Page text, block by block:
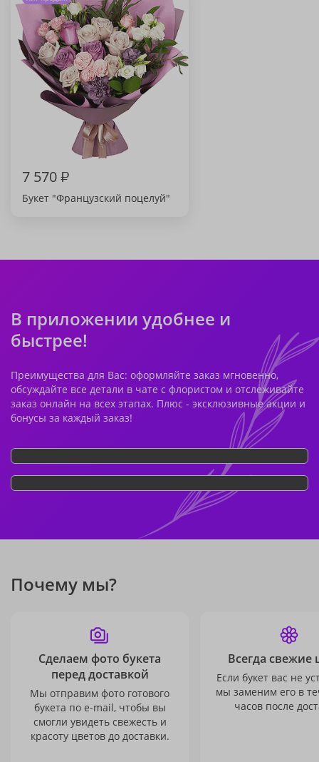
7 570₽
Букет "Французский поцелуй"
В приложении удобнее и
быстрее!
Преимущества для Вас: оформляйте заказ мгновенно,
обсуждайте все детали в чате с флористом и отслеживайте
заказ онлайн на всех этапах. Плюс - эксклюзивные акции и
бонусы за каждый заказ!
Почему мы?
Сделаем фото букета
перед доставкой
Мы отправим фото готового
букета по e-mail, чтобы вы
смогли увидеть свежесть и
красоту цветов до доставки.
Всегда свежие
Если букет вас не
мы заменим его в
часов после